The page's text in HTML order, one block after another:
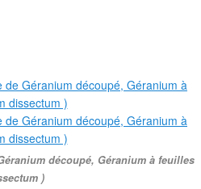
découpé, Géranium à feuilles
)